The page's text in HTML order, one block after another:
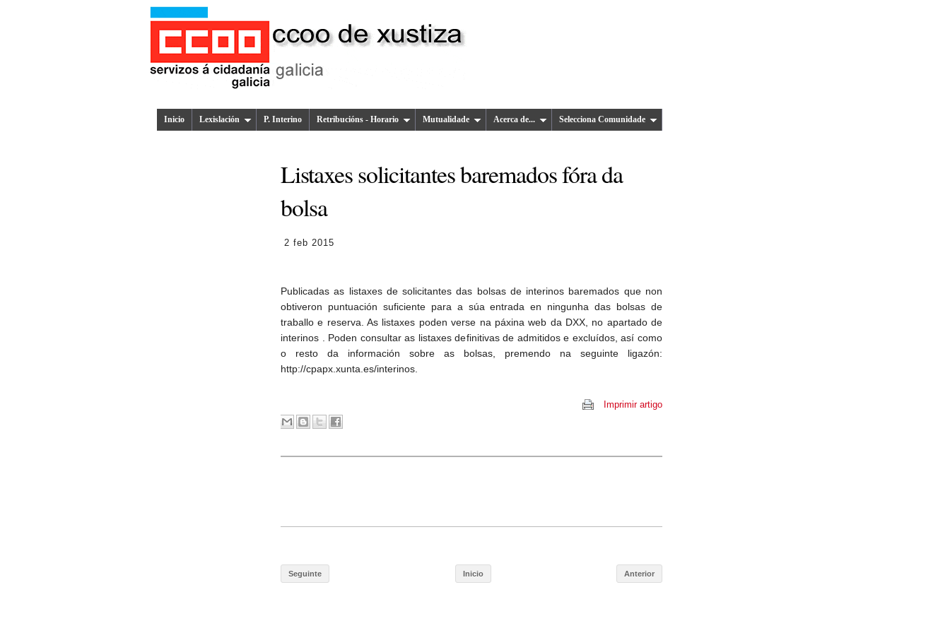
Inicio Lexislación P. Interino Retribucións - Horario Mutualidade Acerca de... Selecciona Comunidade
Listaxes solicitantes baremados fóra da
bolsa
2 feb 2015
Publicadas as listaxes de solicitantes das bolsas de interinos baremados que non
obtiveron puntuación suficiente para a súa entrada en ningunha das bolsas de
traballo e reserva. As listaxes poden verse na páxina web da DXX, no apartado de
interinos . Poden consultar as listaxes definitivas de admitidos e excluídos, así como
o resto da información sobre as bolsas, premendo na seguinte ligazón:
http://cpapx.xunta.es/interinos.
Imprimir artigo
Seguinte Anterior
Inicio